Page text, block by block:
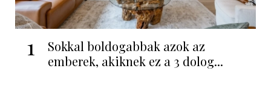
1
Sokkal boldogabbak azok az
emberek, akiknek ez a 3 dolog...